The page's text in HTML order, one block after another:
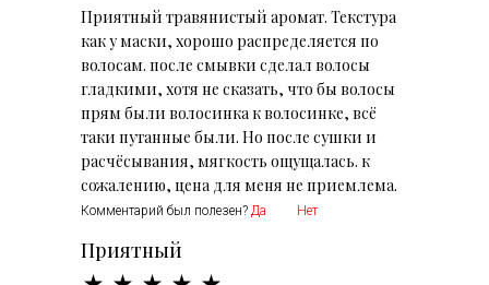
Приятный травянистый аромат. Текстура
как у маски, хорошо распределяется по
волосам. после смывки сделал волосы
гладкими, хотя не сказать, что бы волосы
прям были волосинка к волосинке, всё
таки путанные были. Но после сушки и
расчёсывания, мягкость ощущалась. к
сожалению, цена для меня не приемлема.
Комментарий был полезен? Да Нет
Приятный